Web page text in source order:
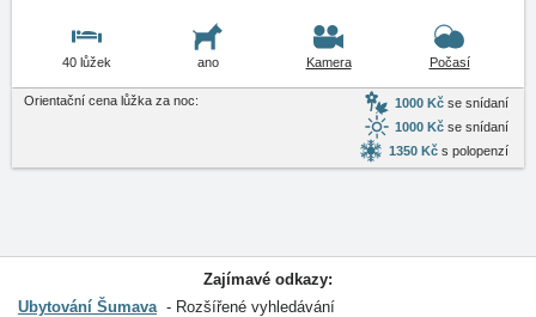
40 lůžek ano Kamera Počasí
Orientační cena lůžka za noc: 1000 Kč se snídaní
1000 Kč se snídaní
1350 Kč s polopenzí
Zajímavé odkazy:
Ubytování Šumava
Rozšířené vyhledávání